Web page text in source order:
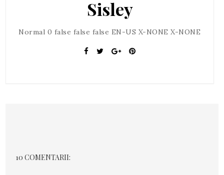
Sisley
Normal 0 false false false EN-US X-NONE X-NONE
10 COMENTARII: